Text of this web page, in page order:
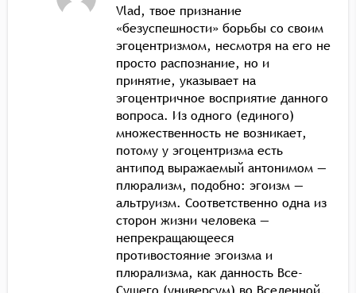
Vlad, твое признание
«безуспешности» борьбы со своим
эгоцентризмом, несмотря на его не
просто распознание, но и
принятие, указывает на
эгоцентричное восприятие данного
вопроса. Из одного (единого)
множественность не возникает,
потому у эгоцентризма есть
антипод выражаемый антонимом —
плюрализм, подобно: эгоизм —
альтруизм. Соответственно одна из
сторон жизни человека —
непрекращающееся
противостояние эгоизма и
плюрализма, как данность Все-